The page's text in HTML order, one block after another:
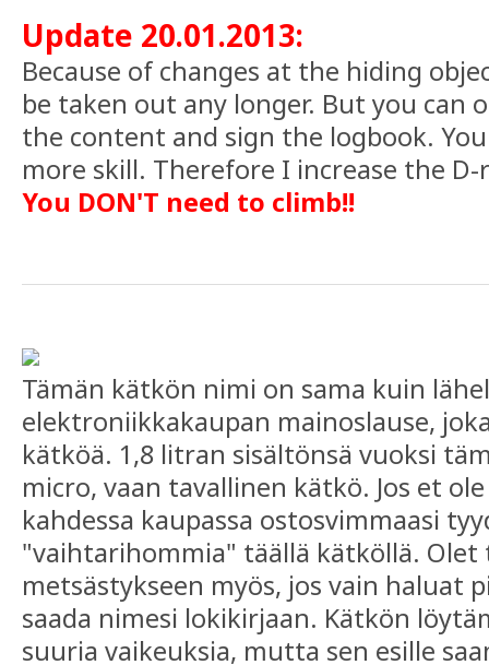
Update 20.01.2013:
Because of changes at the hiding
be taken out any longer. But you can
the content and sign the logbook.
more skill. Therefore I increase the
You DON'T need to climb!!
Tämän kätkön nimi on sama kuin
elektroniikkakaupan mainoslause,
kätköä. 1,8 litran sisältönsä vuoksi
micro, vaan tavallinen kätkö. Jos et
kahdessa kaupassa ostosvimmaasi
"vaihtarihommia" täällä kätköllä.
metsästykseen myös, jos vain haluat
saada nimesi lokikirjaan. Kätkön
suuria vaikeuksia, mutta sen esille